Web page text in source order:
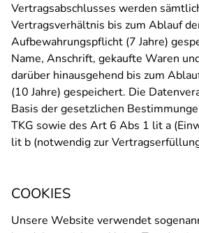
Vertragsabschlusses werden
Vertragsverhältnis bis zum Ablauf
Aufbewahrungspflicht (7 Jahre)
Name, Anschrift, gekaufte Waren
darüber hinausgehend bis zum
(10 Jahre) gespeichert. Die
Basis der gesetzlichen
TKG sowie des Art 6 Abs 1 lit a
lit b (notwendig zur
COOKIES
Unsere Website verwendet